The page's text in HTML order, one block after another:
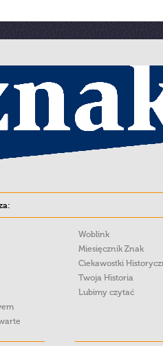
Woblink
Miesięcznik Znak
Ciekawostki
Twoja Historia
Lubimy czytać